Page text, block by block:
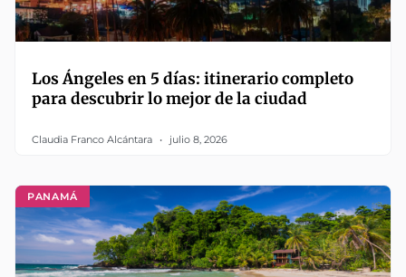
Los Ángeles en 5 días: itinerario completo
para descubrir lo mejor de la ciudad
Claudia Franco Alcántara julio 8, 2026
PANAMÁ